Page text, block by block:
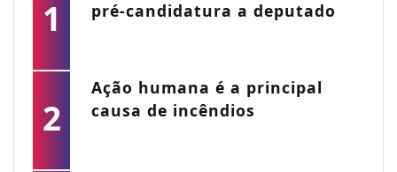
1
pré-candidatura a deputado
2
Ação humana é a principal
causa de incêndios